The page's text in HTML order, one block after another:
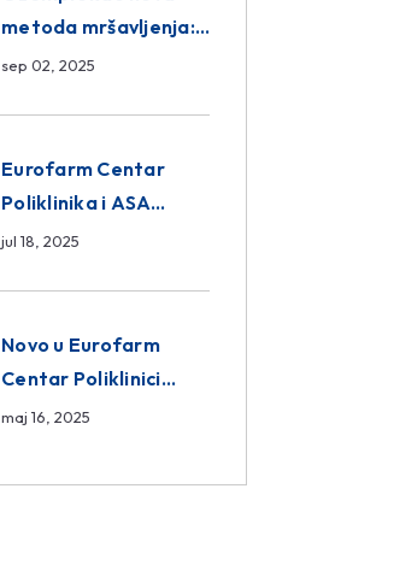
metoda mršavljenja:
da ili ne?
sep 02, 2025
Eurofarm Centar
Poliklinika i ASA
CENTRAL osiguranje
BiH
jul 18, 2025
Novo u Eurofarm
Centar Poliklinici
Tuzla – opća, dječija i
hirurgija
maj 16, 2025